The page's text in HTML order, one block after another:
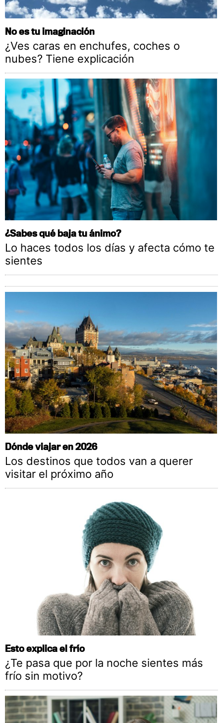
No es tu imaginación
¿Ves caras en enchufes, coches o
nubes? Tiene explicación
¿Sabes qué baja tu ánimo?
Lo haces todos los días y afecta cómo te
sientes
Dónde viajar en 2026
Los destinos que todos van a querer
visitar el próximo año
Esto explica el frío
¿Te pasa que por la noche sientes más
frío sin motivo?